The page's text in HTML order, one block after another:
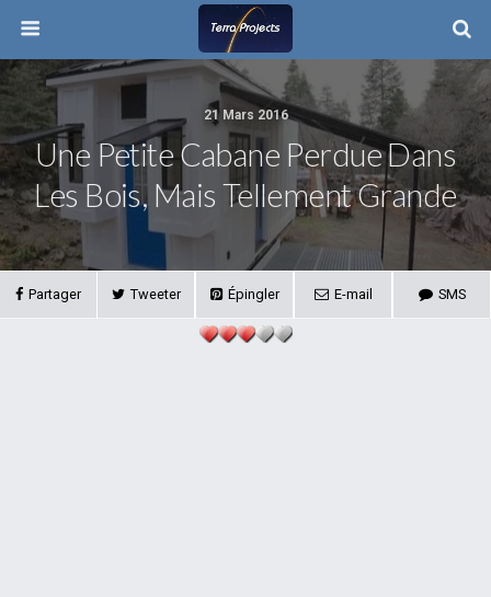
21 Mars 2016
Une Petite Cabane Perdue Dans
Les Bois, Mais Tellement Grande
Partager Tweeter Épingler E-mail SMS